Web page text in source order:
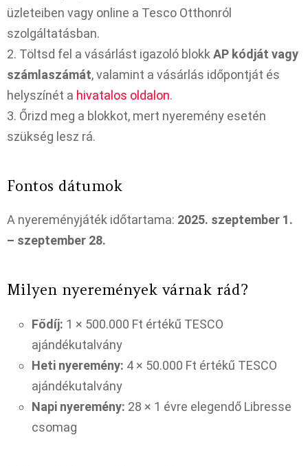
üzleteiben vagy online a Tesco Otthonról
szolgáltatásban.
2. Töltsd fel a vásárlást igazoló blokk AP kódját vagy
számlaszámát, valamint a vásárlás időpontját és
helyszínét a hivatalos oldalon.
3. Őrizd meg a blokkot, mert nyeremény esetén
szükség lesz rá.
Fontos dátumok
A nyereményjáték időtartama: 2025. szeptember 1.
– szeptember 28.
Milyen nyeremények várnak rád?
Fődíj: 1 × 500.000 Ft értékű TESCO
ajándékutalvány
Heti nyeremény: 4 × 50.000 Ft értékű TESCO
ajándékutalvány
Napi nyeremény: 28 × 1 évre elegendő Libresse
csomag